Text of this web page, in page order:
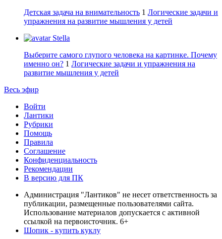
Детская задача на внимательность 1 Логические задачи и
упражнения на развитие мышления у детей
Stella
Выберите самого глупого человека на картинке. Почему
именно он? 1 Логические задачи и упражнения на
развитие мышления у детей
Весь эфир
Войти
Лантики
Рубрики
Помощь
Правила
Соглашение
Конфиденциальность
Рекомендации
В версию для ПК
Администрация "Лантиков" не несет ответственность за
публикации, размещенные пользователями сайта.
Использование материалов допускается с активной
ссылкой на первоисточник. 6+
Шопик - купить куклу